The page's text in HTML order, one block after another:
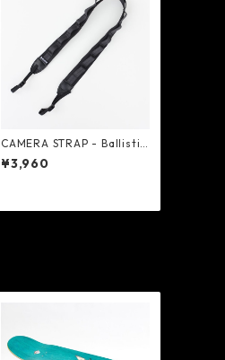
CAMERA STRAP - Ballistic
s
¥3,960